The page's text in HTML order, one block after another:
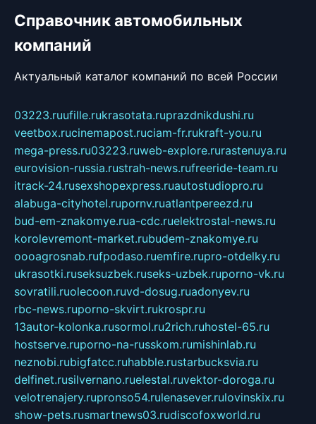
Справочник автомобильных
компаний
Актуальный каталог компаний по всей России
03223.ruufille.rukrasotata.ruprazdnikdushi.ru
veetbox.rucinemapost.ruciam-fr.rukraft-you.ru
mega-press.ru03223.ruweb-explore.rurastenuya.ru
eurovision-russia.rustrah-news.rufreeride-team.ru
itrack-24.rusexshopexpress.ruautostudiopro.ru
alabuga-cityhotel.rupornv.ruatlantpereezd.ru
bud-em-znakomye.rua-cdc.ruelektrostal-news.ru
korolevremont-market.rubudem-znakomye.ru
oooagrosnab.rufpodaso.ruemfire.rupro-otdelky.ru
ukrasotki.ruseksuzbek.ruseks-uzbek.ruporno-vk.ru
sovratili.ruolecoon.ruvd-dosug.ruadonyev.ru
rbc-news.ruporno-skvirt.rukrospr.ru
13autor-kolonka.rusormol.ru2rich.ruhostel-65.ru
hostserve.ruporno-na-russkom.rumishinlab.ru
neznobi.rubigfatcc.ruhabble.rustarbucksvia.ru
delfinet.rusilvernano.ruelestal.ruvektor-doroga.ru
velotrenajery.rupronso54.rulenasever.rulovinskix.ru
show-pets.rusmartnews03.rudiscofoxworld.ru